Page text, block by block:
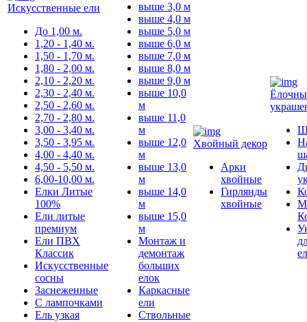
Искусственные ели
До 1,00 м.
1,20 - 1,40 м.
1,50 - 1,70 м.
1,80 - 2,00 м.
2,10 - 2,20 м.
2,30 - 2,40 м.
2,50 - 2,60 м.
2,70 - 2,80 м.
3,00 - 3,40 м.
3,50 - 3,95 м.
4,00 - 4,40 м.
4,50 - 5,50 м.
6,00-10,00 м.
Елки Литые
100%
Ели литые
премиум
Ели ПВХ
Классик
Искусственные
сосны
Заснеженные
С лампочками
Ель узкая
выше 3,0 м
выше 4,0 м
выше 5,0 м
выше 6,0 м
выше 7,0 м
выше 8,0 м
выше 9,0 м
выше 10,0
м
выше 11,0
м
выше 12,0
м
выше 13,0
м
выше 14,0
м
выше 15,0
м
Монтаж и
демонтаж
больших
елок
Каркасные
ели
Ствольные
Хвойный декор
Арки
хвойные
Гирлянды
хвойные